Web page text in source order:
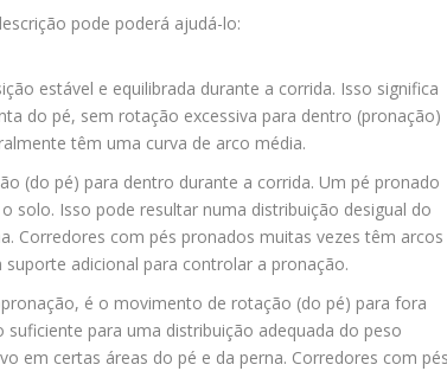
pode poderá ajudá-lo:
estável e equilibrada durante a corrida. Isso significa
do pé, sem rotação excessiva para dentro (pronação)
têm uma curva de arco média.
(do pé) para dentro durante a corrida. Um pé pronado
Isso pode resultar numa distribuição desigual do
Corredores com pés pronados muitas vezes têm arcos
adicional para controlar a pronação.
é o movimento de rotação (do pé) para fora
para uma distribuição adequada do peso
em certas áreas do pé e da perna. Corredores com